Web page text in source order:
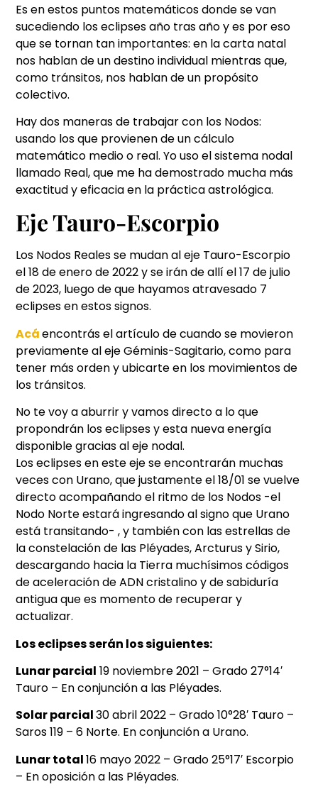
Es en estos puntos matemáticos donde se van
sucediendo los eclipses año tras año y es por eso
que se tornan tan importantes: en la carta natal
nos hablan de un destino individual mientras que,
como tránsitos, nos hablan de un propósito
colectivo.
Hay dos maneras de trabajar con los Nodos:
usando los que provienen de un cálculo
matemático medio o real. Yo uso el sistema nodal
llamado Real, que me ha demostrado mucha más
exactitud y eficacia en la práctica astrológica.
Eje Tauro-Escorpio
Los Nodos Reales se mudan al eje Tauro-Escorpio
el 18 de enero de 2022 y se irán de allí el 17 de julio
de 2023, luego de que hayamos atravesado 7
eclipses en estos signos.
Acáencontrás el artículo de cuando se movieron
previamente al eje Géminis-Sagitario, como para
tener más orden y ubicarte en los movimientos de
los tránsitos.
No te voy a aburrir y vamos directo a lo que
propondrán los eclipses y esta nueva energía
disponible gracias al eje nodal.
Los eclipses en este eje se encontrarán muchas
veces con Urano, que justamente el 18/01 se vuelve
directo acompañando el ritmo de los Nodos -el
Nodo Norte estará ingresando al signo que Urano
está transitando- , y también con las estrellas de
la constelación de las Pléyades, Arcturus y Sirio,
descargando hacia la Tierra muchísimos códigos
de aceleración de ADN cristalino y de sabiduría
antigua que es momento de recuperar y
actualizar.
Los eclipses serán los siguientes:
Lunar parcial 19 noviembre 2021 – Grado 27°14′
Tauro – En conjunción a las Pléyades.
Solar parcial30 abril 2022 – Grado 10°28′ Tauro –
Saros 119 – 6 Norte. En conjunción a Urano.
Lunar total16 mayo 2022 – Grado 25°17′ Escorpio
– En oposición a las Pléyades.